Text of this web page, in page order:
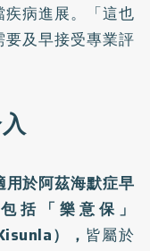
病進展。「這也
及早接受專業評
用於阿茲海默症早
包括「樂意保」
）， 皆屬於